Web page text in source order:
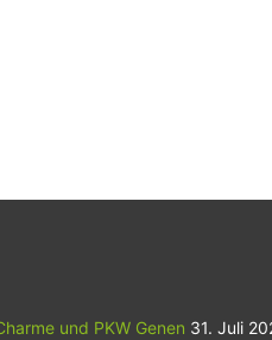
und PKW Genen 31. Juli